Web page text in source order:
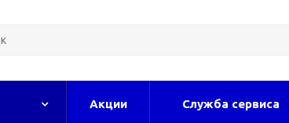
Акции Служба сервиса